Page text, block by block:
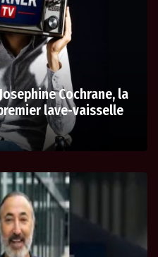
Cochrane, la
lave-vaisselle